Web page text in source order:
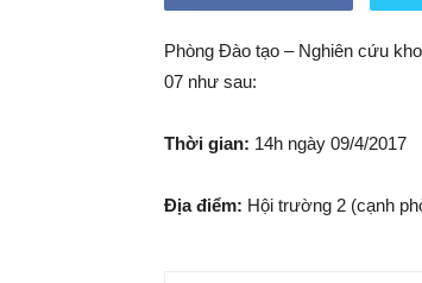
Phòng Đào tạo – Nghiên cứu
07 như sau:
Thời gian: 14h ngày 09/4/2017
Địa điểm: Hội trường 2 (cạnh